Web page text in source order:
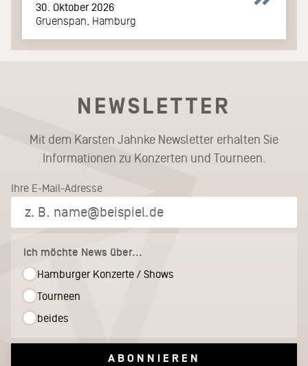
30. Oktober 2026
Gruenspan, Hamburg
NEWSLETTER
Mit dem Karsten Jahnke Newsletter erhalten Sie
Informationen zu Konzerten und Tourneen.
Ihre E-Mail-Adresse
Ich möchte News über...
Hamburger Konzerte / Shows
Tourneen
beides
ABONNIEREN